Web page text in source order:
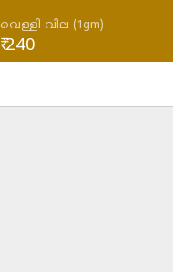
₹ 240
വെള്ളി വില (1gm)